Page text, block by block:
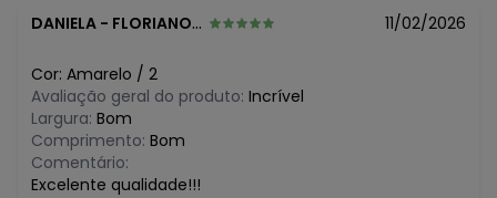
algum dia do mês, para o menor tamanho disponível.
julho/2026
junho/2026
maio/2026
abril/2026
março/2026
fevereiro/2026
DANIELA - FLORIANOPOLIS - SC 11/02/2026
Cor: Amarelo / 2
Avaliação geral do produto: Incrível
Largura: Bom
Comprimento: Bom
Comentário:
Excelente qualidade!!!